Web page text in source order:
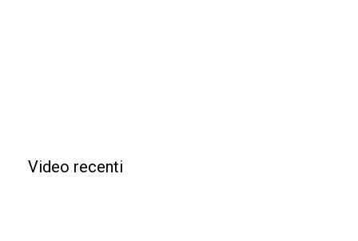
Video recenti